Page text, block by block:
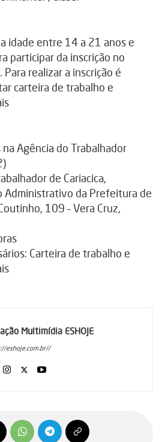
idade entre 14 a 21 anos e
participar da inscrição no
realizar a inscrição é
carteira de trabalho e
Agência do Trabalhador
de Cariacica,
Administrativo da Prefeitura de
109 – Vera Cruz,
Carteira de trabalho e
Multimídia ESHOJE
eshoje.com.br//